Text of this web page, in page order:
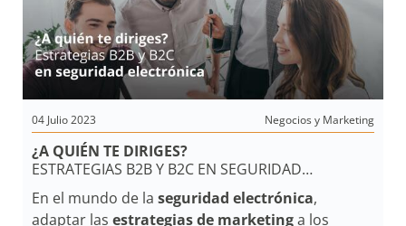
04 Julio 2023 Negocios y Marketing
¿A QUIÉN TE DIRIGES?
ESTRATEGIAS B2B Y B2C EN SEGURIDAD
ELECTRÓNICA
En el mundo de la seguridad electrónica,
adaptar las estrategias de marketinga los